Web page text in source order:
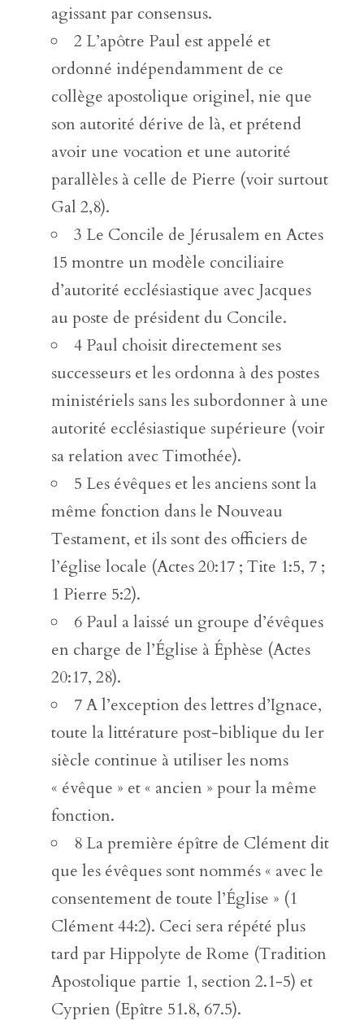
agissant par consensus.
2 L’apôtre Paul est appelé et
ordonné indépendamment de ce
collège apostolique originel, nie que
son autorité dérive de là, et prétend
avoir une vocation et une autorité
parallèles à celle de Pierre (voir surtout
Gal 2,8).
3 Le Concile de Jérusalem en Actes
15 montre un modèle conciliaire
d’autorité ecclésiastique avec Jacques
au poste de président du Concile.
4 Paul choisit directement ses
successeurs et les ordonna à des postes
ministériels sans les subordonner à une
autorité ecclésiastique supérieure (voir
sa relation avec Timothée).
5 Les évêques et les anciens sont la
même fonction dans le Nouveau
Testament, et ils sont des officiers de
l’église locale (Actes 20:17 ; Tite 1:5, 7 ;
1 Pierre 5:2).
6 Paul a laissé un groupe d’évêques
en charge de l’Église à Éphèse (Actes
20:17, 28).
7 A l’exception des lettres d’Ignace,
toute la littérature post-biblique du Ier
siècle continue à utiliser les noms
« évêque » et « ancien » pour la même
fonction.
8 La première épître de Clément dit
que les évêques sont nommés « avec le
consentement de toute l’Église » (1
Clément 44:2). Ceci sera répété plus
tard par Hippolyte de Rome (Tradition
Apostolique partie 1, section 2.1-5) et
Cyprien (Epître 51.8, 67.5).